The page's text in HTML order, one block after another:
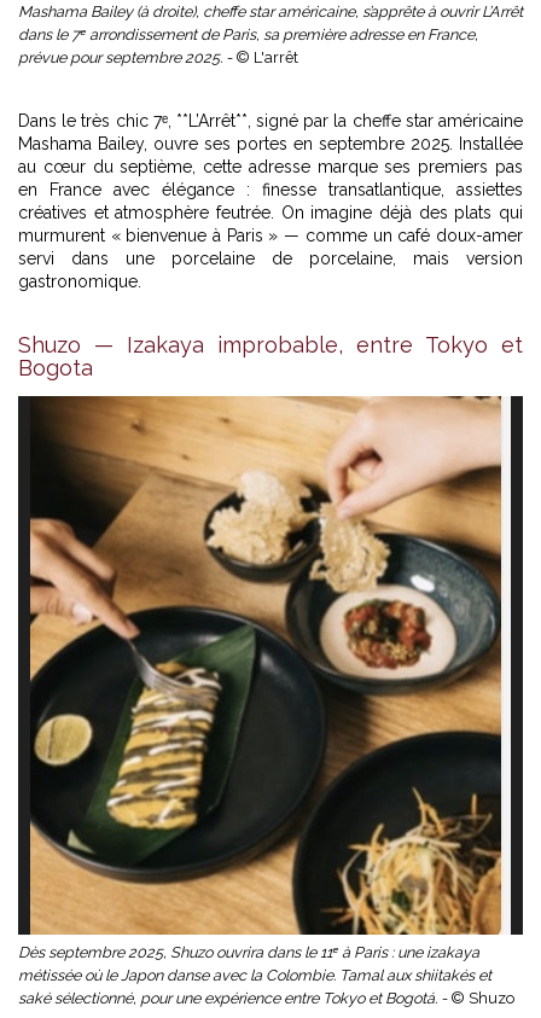
Mashama Bailey (à droite), cheffe star américaine, s’apprête à ouvrir L’Arrêt
dans le 7ᵉ arrondissement de Paris, sa première adresse en France,
prévue pour septembre 2025. - © L'arrêt
Dans le très chic 7ᵉ, **L’Arrêt**, signé par la cheffe star américaine
Mashama Bailey, ouvre ses portes en septembre 2025. Installée
au cœur du septième, cette adresse marque ses premiers pas
en France avec élégance : finesse transatlantique, assiettes
créatives et atmosphère feutrée. On imagine déjà des plats qui
murmurent « bienvenue à Paris » — comme un café doux-amer
servi dans une porcelaine de porcelaine, mais version
gastronomique.
Shuzo — Izakaya improbable, entre Tokyo et
Bogota
Dès septembre 2025, Shuzo ouvrira dans le 11ᵉ à Paris : une izakaya
métissée où le Japon danse avec la Colombie. Tamal aux shiitakés et
saké sélectionné, pour une expérience entre Tokyo et Bogotá. - © Shuzo